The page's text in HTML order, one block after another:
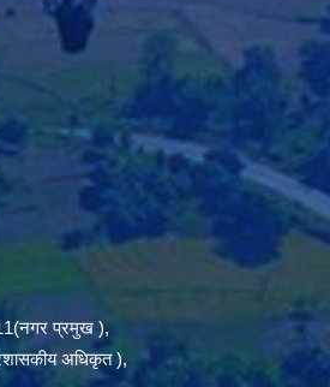
प्रमुख ),
अधिकृत ),